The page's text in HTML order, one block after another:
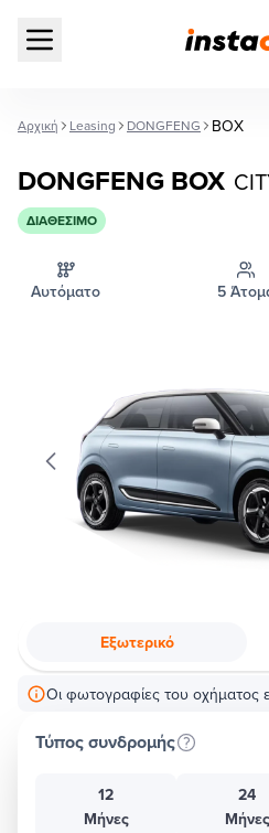
Open main menu
Αρχική Leasing DONGFENG BOX
DONGFENG BOX
ΔΙΑΘΈΣΙΜΟ
Αυτόματο 5
Εξωτερικό
Οι φωτογραφίες του οχήματος
Τύπος συνδρομής
12
Μήνες
24
Μήνες